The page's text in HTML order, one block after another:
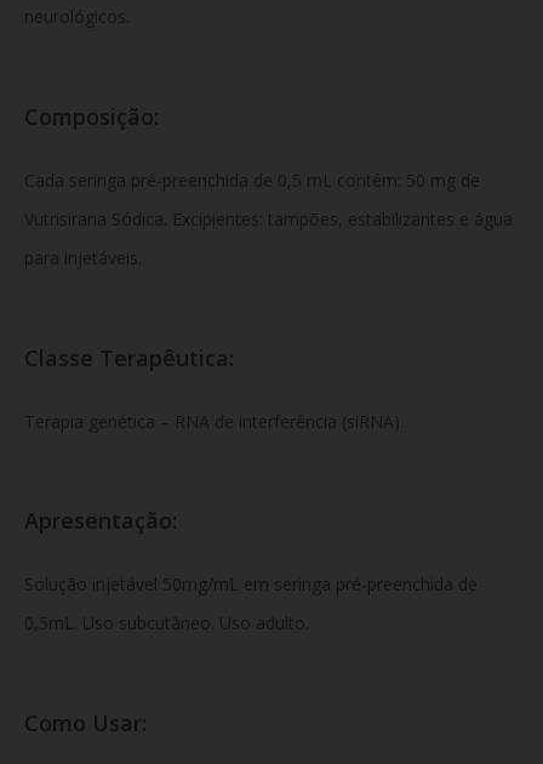
neurológicos.
Composição:
Cada seringa pré-preenchida de 0,5 mL contém: 50 mg de
Vutrisirana Sódica. Excipientes: tampões, estabilizantes e água
para injetáveis.
Classe Terapêutica:
Terapia genética – RNA de interferência (siRNA).
Apresentação:
Solução injetável 50mg/mL em seringa pré-preenchida de
0,5mL. Uso subcutâneo. Uso adulto.
Como Usar: